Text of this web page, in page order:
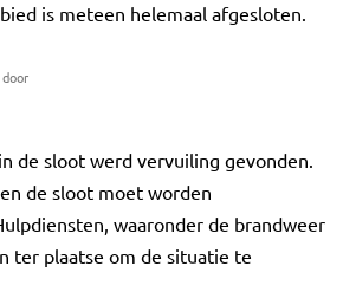
is meteen helemaal afgesloten.
de sloot werd vervuiling gevonden.
de sloot moet worden
waaronder de brandweer
ter plaatse om de situatie te